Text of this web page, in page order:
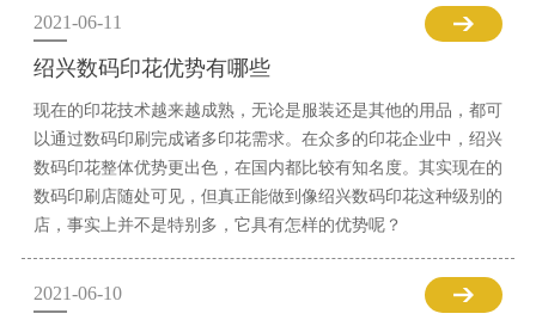
2021-06-11
绍兴数码印花优势有哪些
现在的印花技术越来越成熟，无论是服装还是其他的用品，都可
以通过数码印刷完成诸多印花需求。在众多的印花企业中，绍兴
数码印花整体优势更出色，在国内都比较有知名度。其实现在的
数码印刷店随处可见，但真正能做到像绍兴数码印花这种级别的
店，事实上并不是特别多，它具有怎样的优势呢？
2021-06-10